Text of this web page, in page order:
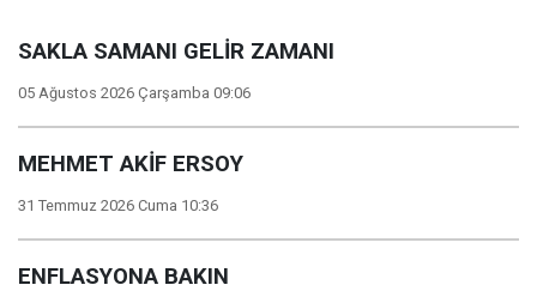
SAKLA SAMANI GELİR ZAMANI
05 Ağustos 2026 Çarşamba 09:06
MEHMET AKİF ERSOY
31 Temmuz 2026 Cuma 10:36
ENFLASYONA BAKIN